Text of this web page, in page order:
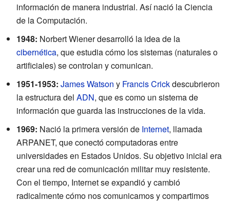
información de manera industrial. Así nació la Ciencia
de la Computación.
1948: Norbert Wiener desarrolló la idea de la
cibernética, que estudia cómo los sistemas (naturales o
artificiales) se controlan y comunican.
1951-1953: James Watson y Francis Crickdescubrieron
la estructura del ADN, que es como un sistema de
información que guarda las instrucciones de la vida.
1969: Nació la primera versión de Internet, llamada
ARPANET, que conectó computadoras entre
universidades en Estados Unidos. Su objetivo inicial era
crear una red de comunicación militar muy resistente.
Con el tiempo, Internet se expandió y cambió
radicalmente cómo nos comunicamos y compartimos